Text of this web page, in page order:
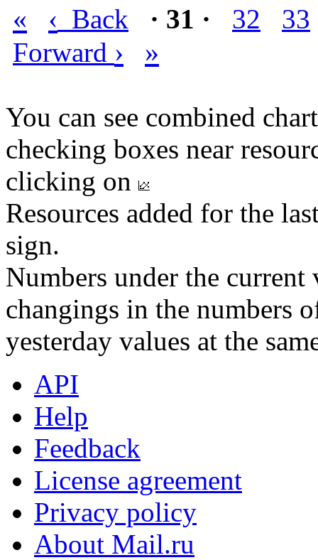
« ‹ Back · 31 · 32
33
Forward › »
You can see combined
checking boxes near
clicking on
Resources added for the
sign.
Numbers under the
changings in the numbers
yesterday values at the
API
Help
Feedback
License agreement
Privacy policy
About Mail.ru